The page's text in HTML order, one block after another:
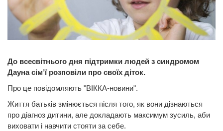
До всесвітнього дня підтримки людей з синдромом
Дауна сім’ї розповіли про своїх діток.
Про це повідомляють "ВІККА-новини".
Життя батьків змінюється після того, як вони дізнаються
про діагноз дитини, але докладають максимум зусиль, аби
виховати і навчити стояти за себе.